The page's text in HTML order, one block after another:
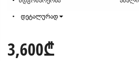
დეტალურად
3,600₾